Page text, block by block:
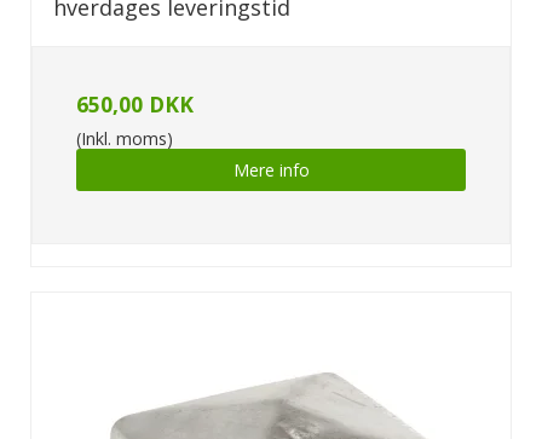
hverdages leveringstid
650,00 DKK
(Inkl. moms)
Mere info